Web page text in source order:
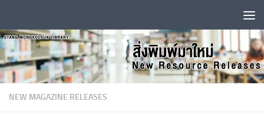
NEW MAGAZINE RELEASES